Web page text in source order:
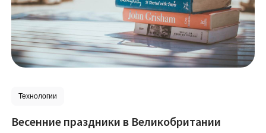
Технологии
Весенние праздники в Великобритании